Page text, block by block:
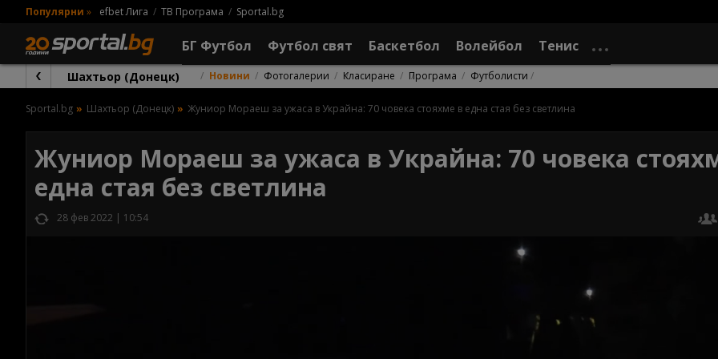
Популярни » efbet Лига ТВ Програма Sportal.bg
БГ Футбол Футбол свят Баскетбол Волейбол Тенис
Шахтьор (Донецк) Новини Фотогалерии Класиране Програма Футболисти
Sportal.bg Шахтьор (Донецк) Жуниор Мораеш за ужаса в Украйна: 70 човека стояхме в една стая без светлина
Жуниор Мораеш за ужаса в Украйна: 70 човека
една стая без светлина
28 фев 2022 | 10:54